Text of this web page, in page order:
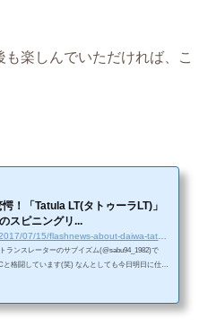
楽しんでいただければ、こ
！「Tatula LT(タトゥーラLT)」
スピニングリ...
ランスレーターのサブイズム(@sabu94_1982)で
と格闘しています(笑) なんとしても今日明日に仕上